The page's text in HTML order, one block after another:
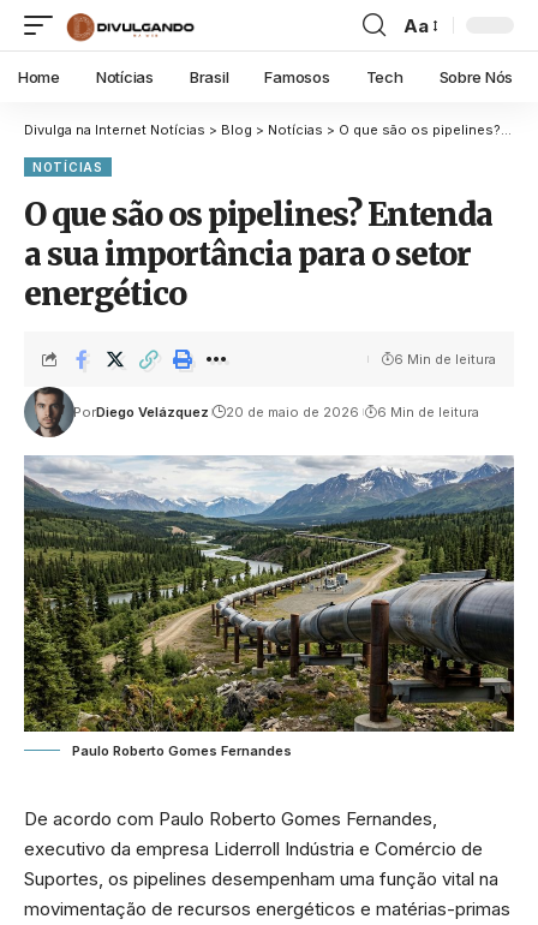
Aa
Home Notícias Brasil Famosos Tech Sobre Nós
Divulga na Internet Notícias > Blog > Notícias > O que são os pipelines? Entenda a sua importância para o setor energético
NOTÍCIAS
O que são os pipelines? Entenda
a sua importância para o setor
energético
PorDiego Velázquez 20 de maio de 2026 6 Min de leitura
6 Min de leitura
Paulo Roberto Gomes Fernandes
De acordo com Paulo Roberto Gomes Fernandes,
executivo da empresa Liderroll Indústria e Comércio de
Suportes, os pipelines desempenham uma função vital na
movimentação de recursos energéticos e matérias-primas